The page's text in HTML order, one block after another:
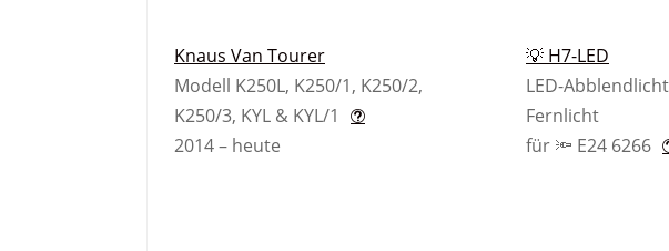
Knaus Van Tourer
Modell K250L, K250/1, K250/2,
K250/3, KYL & KYL/1
2014 – heute
💡 H7-LED
LED-
Fernlicht
für 🔦 E24 6266